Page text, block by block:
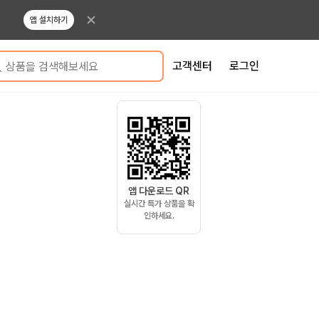
앱 설치하기
상품을 검색해보세요 고객센터 로그인
앱 다운로드 QR
실시간 특가 상품을 확
인하세요.